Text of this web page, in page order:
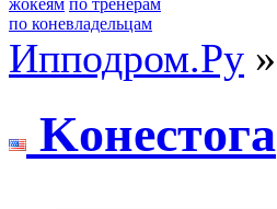
жокеям по тренерам
по коневладельцам
Ипподром.Ру »
Koнеcтoга